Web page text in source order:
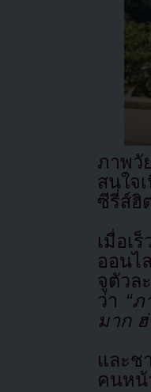
ภาพวั
สนใจ
ซีรี่ส์ฮิ
เมื่อเ
ออนไ
จูตัวล
ว่า “
มาก ฮ่
และช
คนหน้